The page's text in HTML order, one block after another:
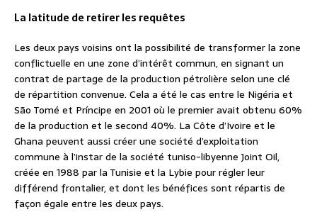
La latitude de retirer les requêtes
Les deux pays voisins ont la possibilité de transformer la zone
conflictuelle en une zone d’intérêt commun, en signant un
contrat de partage de la production pétrolière selon une clé
de répartition convenue. Cela a été le cas entre le Nigéria et
São Tomé et Príncipe en 2001 où le premier avait obtenu 60%
de la production et le second 40%. La Côte d’Ivoire et le
Ghana peuvent aussi créer une société d’exploitation
commune à l’instar de la société tuniso-libyenne Joint Oil,
créée en 1988 par la Tunisie et la Lybie pour régler leur
différend frontalier, et dont les bénéfices sont répartis de
façon égale entre les deux pays.